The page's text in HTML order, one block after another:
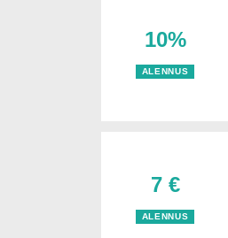
10%
ALENNUS
7 €
ALENNUS